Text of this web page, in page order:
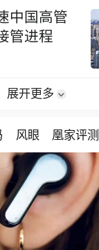
中国高管
管进程
展开更多
风眼 凰家评测